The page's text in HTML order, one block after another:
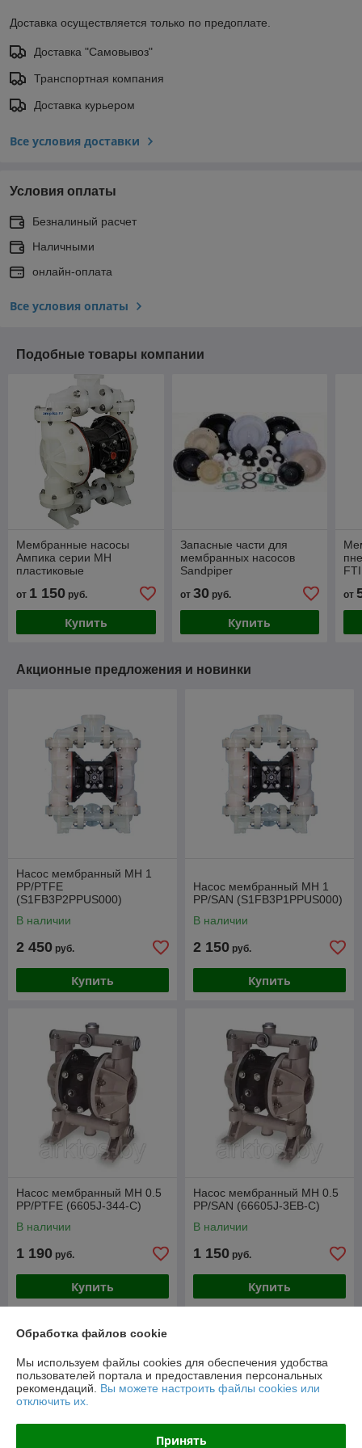
Доставка осуществляется только по предоплате.
Доставка "Самовывоз"
Транспортная компания
Доставка курьером
Все условия доставки
Условия оплаты
Безналиный расчет
Наличными
онлайн-оплата
Все условия оплаты
Подобные товары компании
Мембранные насосы
Ампика серии МН
пластиковые
от 1 150 руб.
Купить
Запасные части для
мембранных насосов
Sandpiper
от 30руб.
Купить
от
Акционные предложения и новинки
Насос мембранный МН 1
PP/PTFE
(S1FB3P2PPUS000)
В наличии
2 450 руб.
Купить
Насос мембранный МН 1
PP/SAN (S1FB3P1PPUS000)
В наличии
2 150 руб.
Купить
Насос мембранный МН 0.5
PP/PTFE (6605J-344-C)
В наличии
1 190 руб.
Купить
Насос мембранный МН 0.5
PP/SAN (66605J-3EB-C)
В наличии
1 150 руб.
Купить
О нас
Рейтинг не сформирован
Менее 5 отзывов за последний год
Компания продает на
Работает с 14.10.2012
Обработка файлов cookie
Мы используем файлы cookies для обеспечения удобства
пользователей портала и предоставления персональных
рекомендаций. Вы можете настроить файлы cookies или
отключить их.
Принять